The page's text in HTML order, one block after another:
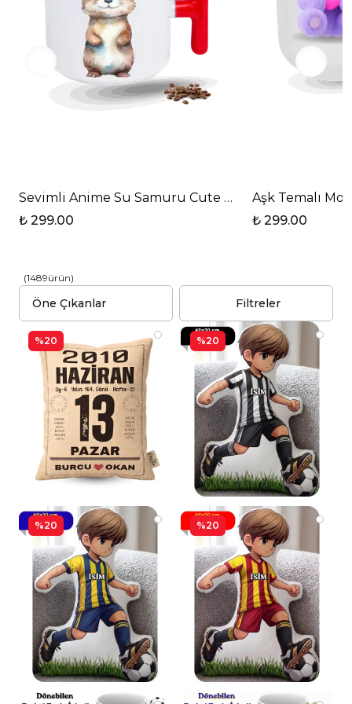
Sevimli Anime Su Samuru Cute Baskılı T Saplı
₺ 299.00
Aşk Temalı
₺ 299.00
(1489ürün)
Filtreler
%20 %20
%20 %20